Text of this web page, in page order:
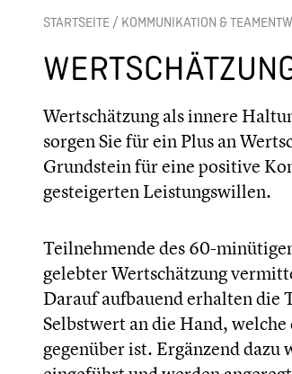
STARTSEITE / KOMMUNIKATION &
Wertschätzung als innere
sorgen Sie für ein Plus an
Grundstein für eine positive
gesteigerten Leistungswillen.
Teilnehmende des 60-
gelebter Wertschätzung
Darauf aufbauend erhalten die
Selbstwert an die Hand,
gegenüber ist. Ergänzend